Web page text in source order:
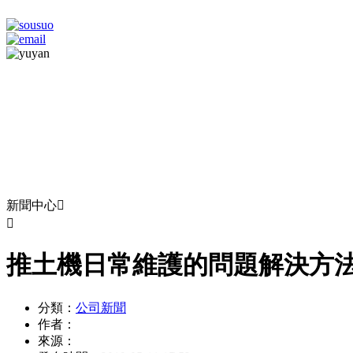
新聞中心

推土機日常維護的問題解決方
分類： 公司新聞
作者：
來源：